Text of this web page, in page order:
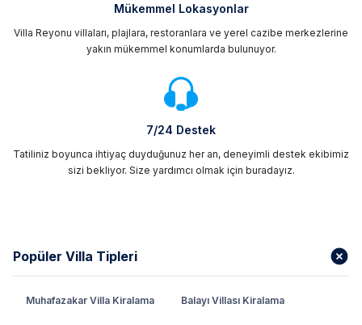
Mükemmel Lokasyonlar
Villa Reyonu villaları, plajlara, restoranlara ve yerel cazibe merkezlerine
yakın mükemmel konumlarda bulunuyor.
7/24 Destek
Tatiliniz boyunca ihtiyaç duyduğunuz her an, deneyimli destek ekibimiz
sizi bekliyor. Size yardımcı olmak için buradayız.
Popüler Villa Tipleri
Muhafazakar Villa Kiralama Balayı Villası Kiralama